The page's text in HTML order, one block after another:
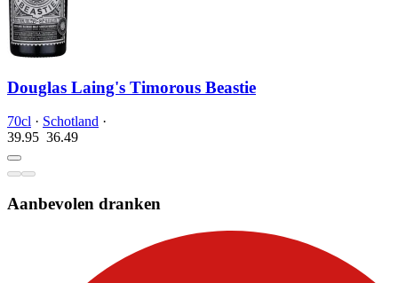
Douglas Laing's Timorous Beastie
70cl · Schotland ·
39.95 36.49
Aanbevolen dranken